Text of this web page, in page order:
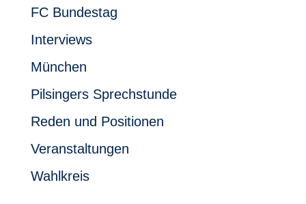
FC Bundestag
Interviews
München
Pilsingers Sprechstunde
Reden und Positionen
Veranstaltungen
Wahlkreis